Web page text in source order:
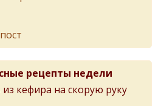
рецепты недели
кефира на скорую руку